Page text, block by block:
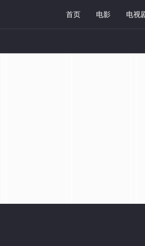
首页 电影 电视